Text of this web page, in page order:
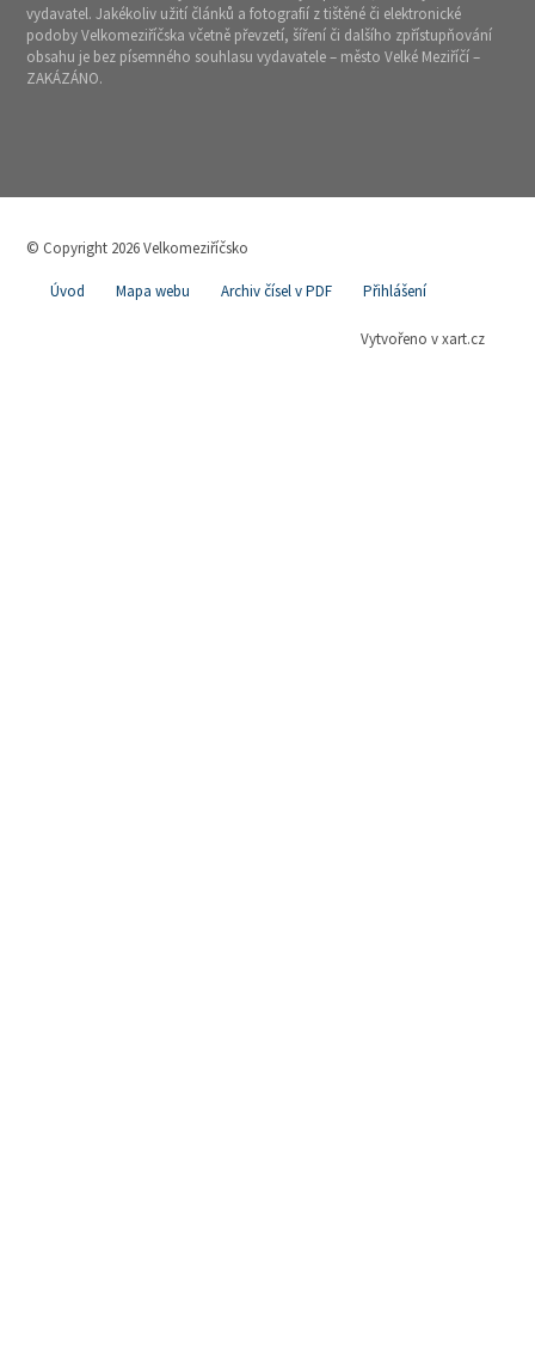
vydavatel. Jakékoliv užití článků a fotografií z tištěné či elektronické
podoby Velkomeziříčska včetně převzetí, šíření či dalšího zpřístupňování
obsahu je bez písemného souhlasu vydavatele – město Velké Meziříčí –
ZAKÁZÁNO.
© Copyright 2026 Velkomeziříčsko
Úvod Mapa webu Archiv čísel v PDF Přihlášení
Vytvořeno v xart.cz